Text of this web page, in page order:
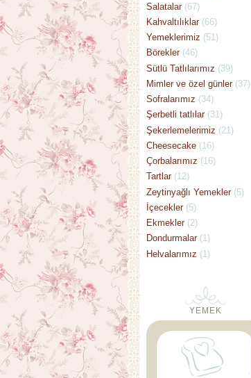
Salatalar (67)
Kahvaltılıklar (66)
Yemeklerimiz (51)
Börekler (46)
Sütlü Tatlılarımız (39)
Mimler ve özel günler (37)
Sofralarımız (34)
Şerbetli tatlılar (31)
Şekerlemelerimiz (21)
Cheesecake (16)
Çorbalarımız (16)
Tartlar (12)
Zeytinyağlı Yemekler (5)
İçecekler (5)
Ekmekler (2)
Dondurmalar (1)
Helvalarımız (1)
YEMEK